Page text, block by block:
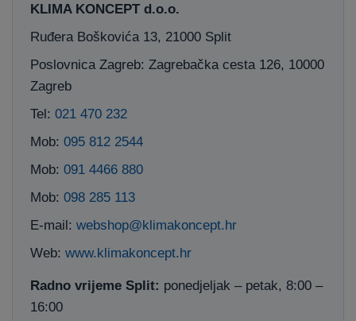
KLIMA KONCEPT d.o.o.
Ruđera Boškovića 13, 21000 Split
Poslovnica Zagreb: Zagrebačka cesta 126, 10000
Zagreb
Tel: 021 470 232
Mob: 095 812 2544
Mob: 091 4466 880
Mob: 098 285 113
E-mail: webshop@klimakoncept.hr
Web: www.klimakoncept.hr
Radno vrijeme Split: ponedjeljak – petak, 8:00 –
16:00